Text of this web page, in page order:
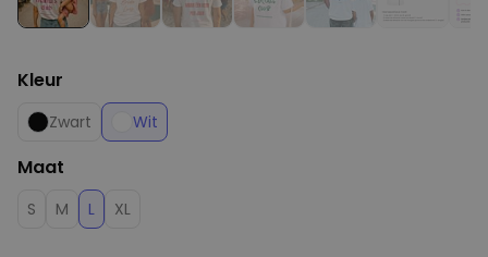
Kleur
Zwart Wit
Maat
S M L XL